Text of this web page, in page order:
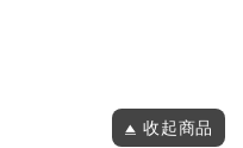
收起商品